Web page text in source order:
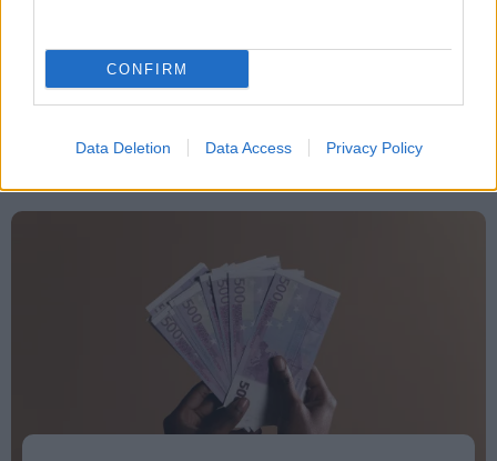
CONFIRM
Data Deletion Data Access Privacy Policy
Κόσμος